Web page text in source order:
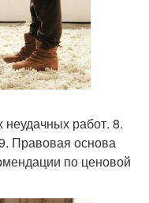
работ. 8.
Правовая основа
по ценовой